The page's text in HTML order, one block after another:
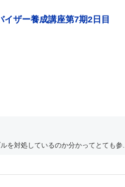
ザー養成講座第7期2日目
を対処しているのか分かってとても参...